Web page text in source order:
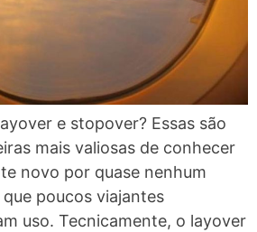
e stopover? Essas são
mais valiosas de conhecer
novo por quase nenhum
poucos viajantes
uso. Tecnicamente, o layover